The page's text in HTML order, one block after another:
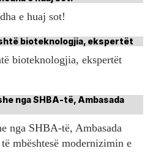
e huaj sot!
bioteknologjia, ekspertët
nga SHBA-të, Ambasada
mbështesë modernizimin e